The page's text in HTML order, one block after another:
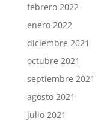
febrero 2022
enero 2022
diciembre 2021
octubre 2021
septiembre 2021
agosto 2021
julio 2021